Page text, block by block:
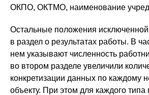
ОКПО, ОКТМО, наименование
Остальные положения исключенной
в раздел о результатах работы. В
нем указывают численность
во втором разделе увеличили
конкретизации данных по каждому
объекту. При этом для каждого типа